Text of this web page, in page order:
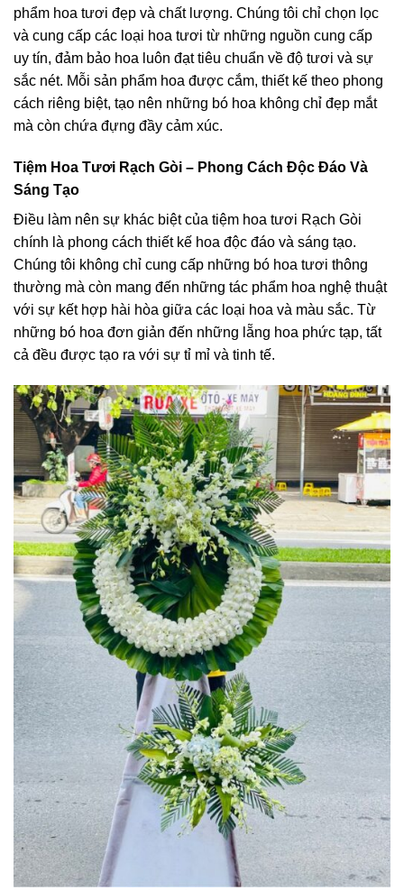
phẩm hoa tươi đẹp và chất lượng. Chúng tôi chỉ chọn lọc
và cung cấp các loại hoa tươi từ những nguồn cung cấp
uy tín, đảm bảo hoa luôn đạt tiêu chuẩn về độ tươi và sự
sắc nét. Mỗi sản phẩm hoa được cắm, thiết kế theo phong
cách riêng biệt, tạo nên những bó hoa không chỉ đẹp mắt
mà còn chứa đựng đầy cảm xúc.
Tiệm Hoa Tươi Rạch Gòi – Phong Cách Độc Đáo Và
Sáng Tạo
Điều làm nên sự khác biệt của tiệm hoa tươi Rạch Gòi
chính là phong cách thiết kế hoa độc đáo và sáng tạo.
Chúng tôi không chỉ cung cấp những bó hoa tươi thông
thường mà còn mang đến những tác phẩm hoa nghệ thuật
với sự kết hợp hài hòa giữa các loại hoa và màu sắc. Từ
những bó hoa đơn giản đến những lẵng hoa phức tạp, tất
cả đều được tạo ra với sự tỉ mỉ và tinh tế.